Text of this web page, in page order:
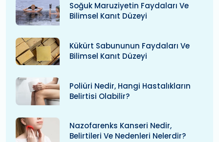
Soğuk Maruziyetin Faydaları Ve
Bilimsel Kanıt Düzeyi
Kükürt Sabununun Faydaları Ve
Bilimsel Kanıt Düzeyi
Poliüri Nedir, Hangi Hastalıkların
Belirtisi Olabilir?
Nazofarenks Kanseri Nedir,
Belirtileri Ve Nedenleri Nelerdir?